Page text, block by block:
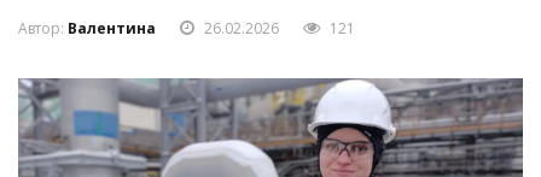
Автор: Валентина 26.02.2026 121